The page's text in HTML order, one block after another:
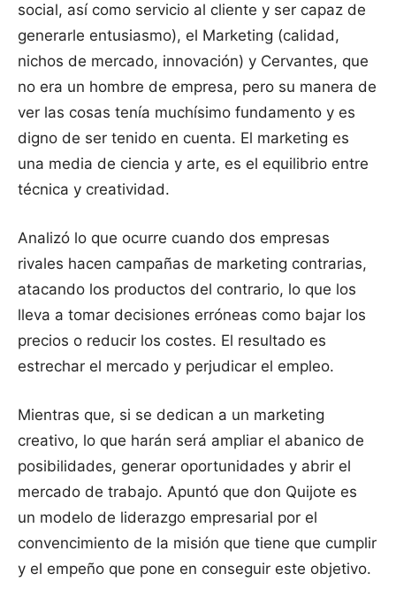
social, así como servicio al cliente y ser capaz de
generarle entusiasmo), el Marketing (calidad,
nichos de mercado, innovación) y Cervantes, que
no era un hombre de empresa, pero su manera de
ver las cosas tenía muchísimo fundamento y es
digno de ser tenido en cuenta. El marketing es
una media de ciencia y arte, es el equilibrio entre
técnica y creatividad.
Analizó lo que ocurre cuando dos empresas
rivales hacen campañas de marketing contrarias,
atacando los productos del contrario, lo que los
lleva a tomar decisiones erróneas como bajar los
precios o reducir los costes. El resultado es
estrechar el mercado y perjudicar el empleo.
Mientras que, si se dedican a un marketing
creativo, lo que harán será ampliar el abanico de
posibilidades, generar oportunidades y abrir el
mercado de trabajo. Apuntó que don Quijote es
un modelo de liderazgo empresarial por el
convencimiento de la misión que tiene que cumplir
y el empeño que pone en conseguir este objetivo.